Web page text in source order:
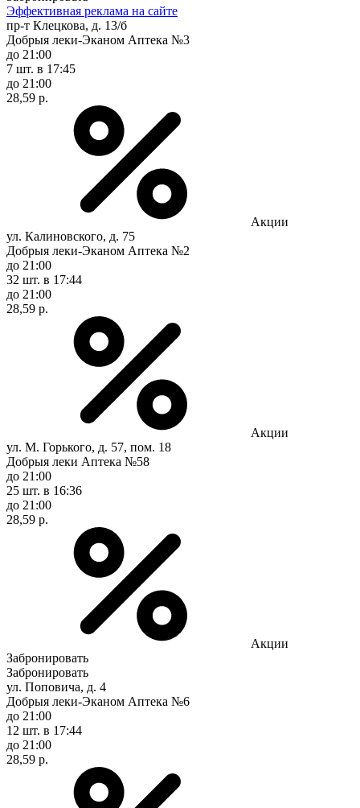
Эффективная реклама на сайте
пр-т Клецкова, д. 13/б
Добрыя леки-Эканом Аптека №3
до 21:00
7 шт. в 17:45
до 21:00
28,59 р.
Акции
ул. Калиновского, д. 75
Добрыя леки-Эканом Аптека №2
до 21:00
32 шт. в 17:44
до 21:00
28,59 р.
Акции
ул. М. Горького, д. 57, пом. 18
Добрыя леки Аптека №58
до 21:00
25 шт. в 16:36
до 21:00
28,59 р.
Акции
Забронировать
Забронировать
ул. Поповича, д. 4
Добрыя леки-Эканом Аптека №6
до 21:00
12 шт. в 17:44
до 21:00
28,59 р.